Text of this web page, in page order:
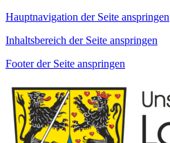
Hauptnavigation der Seite anspringen
Inhaltsbereich der Seite anspringen
Footer der Seite anspringen